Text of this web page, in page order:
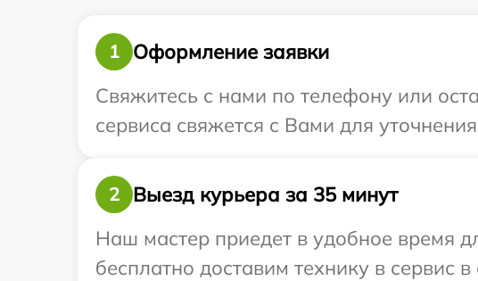
1
Оформление заявки
Свяжитесь с нами по телефону или
сервиса свяжется с Вами для
2
Выезд курьера за 35 минут
Наш мастер приедет в удобное время
бесплатно доставим технику в сервис